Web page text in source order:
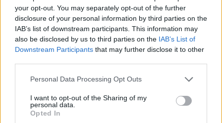
your opt-out. You may separately opt-out of the further
disclosure of your personal information by third parties on the
IAB’s list of downstream participants. This information may
also be disclosed by us to third parties on the IAB’s List of
Downstream Participants that may further disclose it to other
Please note that this website/app uses one or more Google
not limited to your visit or usage behaviour. You may click to
grant or deny consent to Google and its third-party tags to
use your data for below specified purposes in below Google
Personal Data Processing Opt Outs
I want to opt-out of the Sharing of my
personal data.
Opted In